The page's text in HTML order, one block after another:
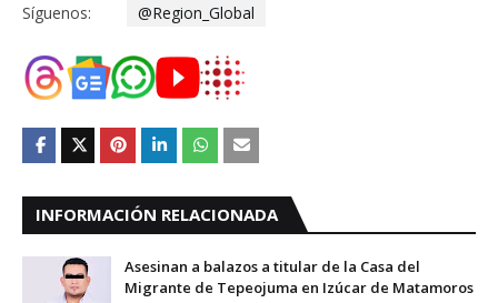
Síguenos: @Region_Global
INFORMACIÓN RELACIONADA
Asesinan a balazos a titular de la Casa del
Migrante de Tepeojuma en Izúcar de Matamoros